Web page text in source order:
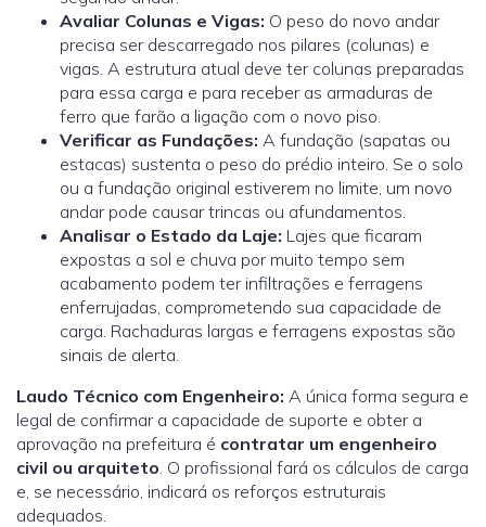
Avaliar Colunas e Vigas: O peso do novo andar
precisa ser descarregado nos pilares (colunas) e
vigas. A estrutura atual deve ter colunas preparadas
para essa carga e para receber as armaduras de
ferro que farão a ligação com o novo piso.
Verificar as Fundações: A fundação (sapatas ou
estacas) sustenta o peso do prédio inteiro. Se o solo
ou a fundação original estiverem no limite, um novo
andar pode causar trincas ou afundamentos.
Analisar o Estado da Laje: Lajes que ficaram
expostas a sol e chuva por muito tempo sem
acabamento podem ter infiltrações e ferragens
enferrujadas, comprometendo sua capacidade de
carga. Rachaduras largas e ferragens expostas são
sinais de alerta.
Laudo Técnico com Engenheiro: A única forma segura e
legal de confirmar a capacidade de suporte e obter a
aprovação na prefeitura é contratar um engenheiro
civil ou arquiteto . O profissional fará os cálculos de carga
e, se necessário, indicará os reforços estruturais
adequados.